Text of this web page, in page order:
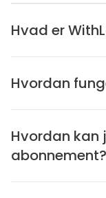
Hvad er
Hvordan
Hvordan kan
abonnement?